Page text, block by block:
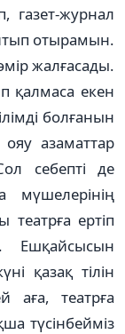
газет-журнал
отырамын.
жалғасады.
қал­маса екен
болғанын
азаматтар
себепті де
мү­­­­шелерінің
ертіп
Ешқайсысын
қазақ тілін
аға, театрға
тү­сінбейміз